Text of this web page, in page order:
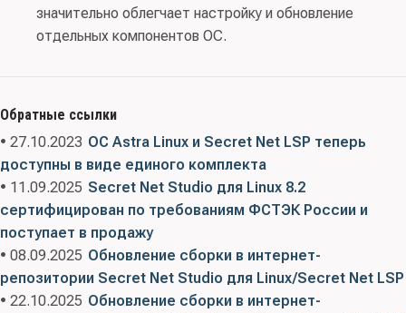
ИТ-САВЗ-А4-ПЗ ИТ-САВЗ-Б4-ПЗ
ИТ-САВЗ-
В4-ПЗ
ИТ-САВЗ-Г4-ПЗ
значительно облегчает настройку и обновление
отдельных компонентов ОС.
Обратные ссылки
• 27.10.2023 ОС Astra Linux и Secret Net LSP теперь
доступны в виде единого комплекта
• 11.09.2025 Secret Net Studio для Linux 8.2
сертифицирован по требованиям ФСТЭК России и
поступает в продажу
• 08.09.2025 Обновление сборки в интернет-
репозитории Secret Net Studio для Linux/Secret Net LSP
• 22.10.2025 Обновление сборки в интернет-